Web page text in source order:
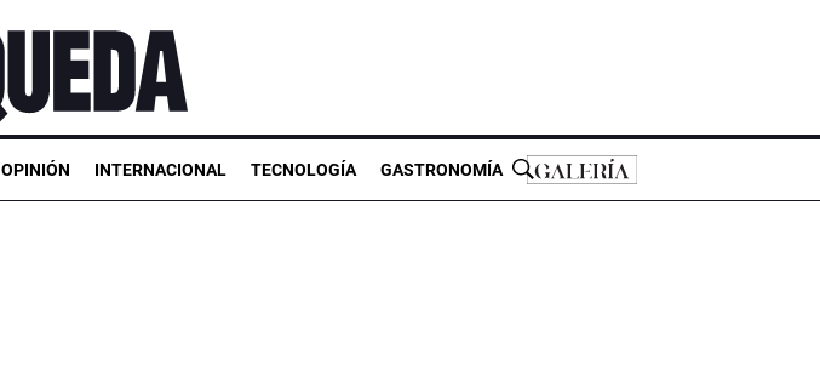
OPINIÓN INTERNACIONAL TECNOLOGÍA GASTRONOMÍA